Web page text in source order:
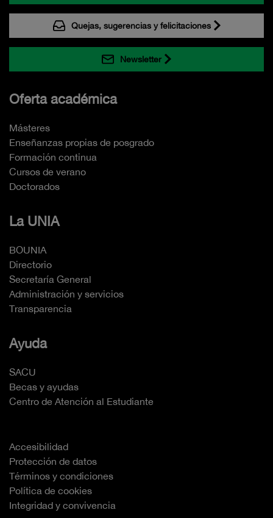
Quejas, sugerencias y felicitaciones
Newsletter
Oferta académica
Másteres
Enseñanzas propias de posgrado
Formación continua
Cursos de verano
Doctorados
La UNIA
BOUNIA
Directorio
Secretaría General
Administración y servicios
Transparencia
Ayuda
SACU
Becas y ayudas
Centro de Atención al Estudiante
Accesibilidad
Protección de datos
Términos y condiciones
Política de cookies
Integridad y convivencia